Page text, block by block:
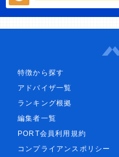
特徴から探す
アドバイザ一覧
ランキング根拠
編集者一覧
PORT会員利用規約
コンプライアンスポリシー